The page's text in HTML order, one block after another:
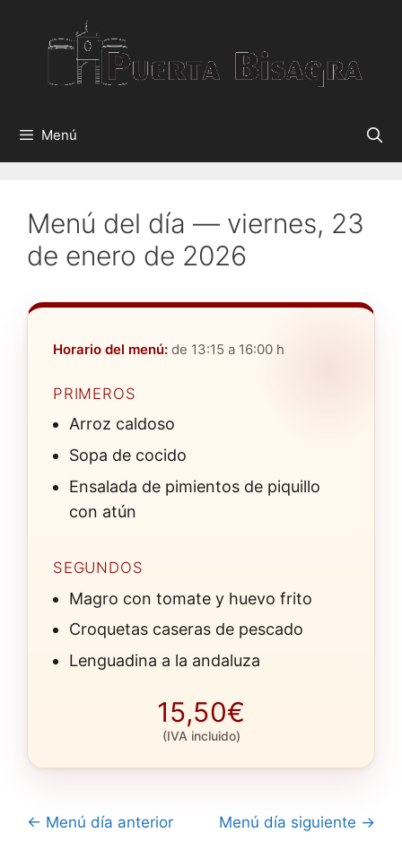
contenido
Menú
Menú del día — viernes, 23
de enero de 2026
Horario del menú: de 13:15 a 16:00 h
PRIMEROS
Arroz caldoso
Sopa de cocido
Ensalada de pimientos de piquillo
con atún
SEGUNDOS
Magro con tomate y huevo frito
Croquetas caseras de pescado
Lenguadina a la andaluza
15,50€
(IVA incluido)
← Menú día anterior Menú día siguiente →